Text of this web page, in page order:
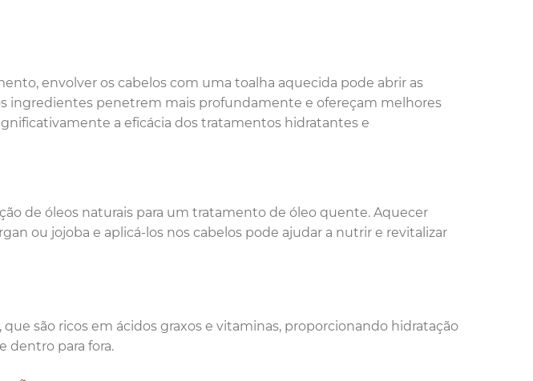
envolver os cabelos com uma toalha aquecida pode abrir as
ingredientes penetrem mais profundamente e ofereçam melhores
a eficácia dos tratamentos hidratantes e
de óleos naturais para um tratamento de óleo quente. Aquecer
ou jojoba e aplicá-los nos cabelos pode ajudar a nutrir e revitalizar
que são ricos em ácidos graxos e vitaminas, proporcionando hidratação
dentro para fora.